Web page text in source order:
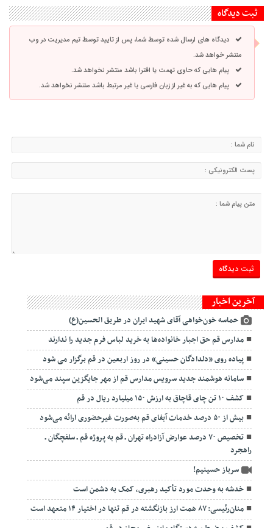
ثبت دیدگاه
دیدگاه های ارسال شده توسط شما، پس از تایید توسط تیم مدیریت در وب
منتشر خواهد شد.
پیام هایی که حاوی تهمت یا افترا باشد منتشر نخواهد شد.
پیام هایی که به غیر از زبان فارسی یا غیر مرتبط باشد منتشر نخواهد شد.
آخرین اخبار
حماسه خون‌خواهی آقای شهید ایران در طریق الحسین(ع)
مدارس قم حق اجبار خانواده‌ها به خرید لباس فرم جدید را ندارند
پیاده روی «دلدادگان حسینی» در روز اربعین در قم برگزار می شود
سامانه هوشمند جدید سرویس مدارس قم از مهر جایگزین سپند می‌شود
کشف ۱۰ تن چای قاچاق به ارزش ۱۵۰ میلیارد ریال در قم
بیش از ۵۰ درصد خدمات آبفای قم به‌صورت غیرحضوری ارائه می‌شود
تخصیص ۷۰ درصد عوارض آزادراه تهران ـ قم به پروژه قم ـ سلفچگان ـ
راهجرد
سرباز حسینیم!
خدشه به وحدت مورد تأکید رهبری، کمک به دشمن است
منان‌رئیسی: ۸۷ همت ارز بازنگشته در قم تنها در اختیار ۱۴ متعهد است